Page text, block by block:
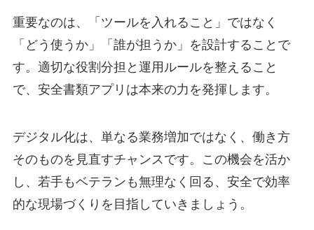
重要なのは、「ツールを入れること」ではなく
「どう使うか」「誰が担うか」を設計することで
す。適切な役割分担と運用ルールを整えること
で、安全書類アプリは本来の力を発揮します。
デジタル化は、単なる業務増加ではなく、働き方
そのものを見直すチャンスです。この機会を活か
し、若手もベテランも無理なく回る、安全で効率
的な現場づくりを目指していきましょう。